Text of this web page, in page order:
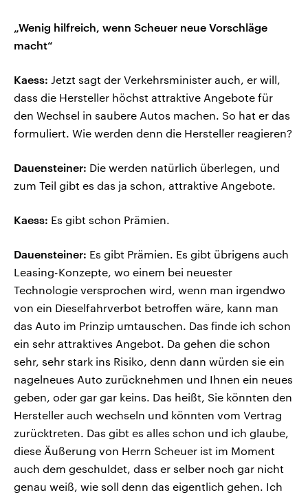
„Wenig hilfreich, wenn Scheuer neue Vorschläge
macht“
Kaess: Jetzt sagt der Verkehrsminister auch, er will,
dass die Hersteller höchst attraktive Angebote für
den Wechsel in saubere Autos machen. So hat er das
formuliert. Wie werden denn die Hersteller reagieren?
Dauensteiner: Die werden natürlich überlegen, und
zum Teil gibt es das ja schon, attraktive Angebote.
Kaess: Es gibt schon Prämien.
Dauensteiner: Es gibt Prämien. Es gibt übrigens auch
Leasing-Konzepte, wo einem bei neuester
Technologie versprochen wird, wenn man irgendwo
von ein Dieselfahrverbot betroffen wäre, kann man
das Auto im Prinzip umtauschen. Das finde ich schon
ein sehr attraktives Angebot. Da gehen die schon
sehr, sehr stark ins Risiko, denn dann würden sie ein
nagelneues Auto zurücknehmen und Ihnen ein neues
geben, oder gar gar keins. Das heißt, Sie könnten den
Hersteller auch wechseln und könnten vom Vertrag
zurücktreten. Das gibt es alles schon und ich glaube,
diese Äußerung von Herrn Scheuer ist im Moment
auch dem geschuldet, dass er selber noch gar nicht
genau weiß, wie soll denn das eigentlich gehen. Ich